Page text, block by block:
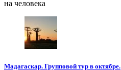
на человека
Мадагаскар. Групповой тур в октябре.